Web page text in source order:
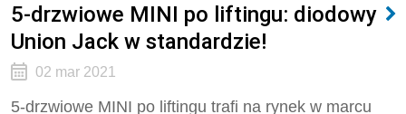
5-drzwiowe MINI po liftingu: diodowy
Union Jack w standardzie!
02 mar 2021
5-drzwiowe MINI po liftingu trafi na rynek w marcu